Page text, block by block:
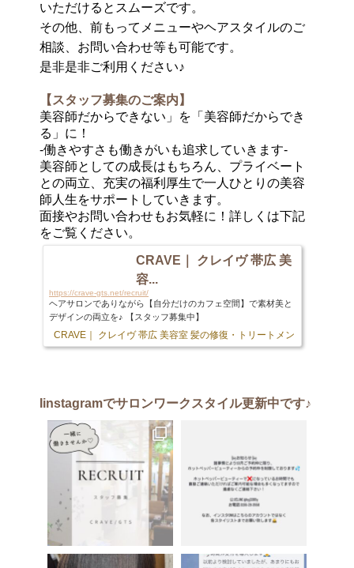
いただけるとスムーズです。
その他、前もってメニューやヘアスタイルのご
相談、お問い合わせ等も可能です。
是非是非ご利用ください♪
【スタッフ募集のご案内】
美容師だからできない」を「美容師だからでき
る」に！
-働きやすさも働きがいも追求していきます-
美容師としての成長はもちろん、プライベート
との両立、充実の福利厚生で一人ひとりの美容
師人生をサポートしていきます。
面接やお問い合わせもお気軽に！詳しくは下記
をご覧ください。
CRAVE｜ クレイヴ 帯広 美
容...
https://crave-gts.net/recruit/
ヘアサロンでありながら【自分だけのカフェ空間】で素材美と
デザインの両立を♪ 【スタッフ募集中】
CRAVE｜ クレイヴ 帯広 美容室 髪の修復・トリートメント専門店
Iinstagramでサロンワークスタイル更新中です♪